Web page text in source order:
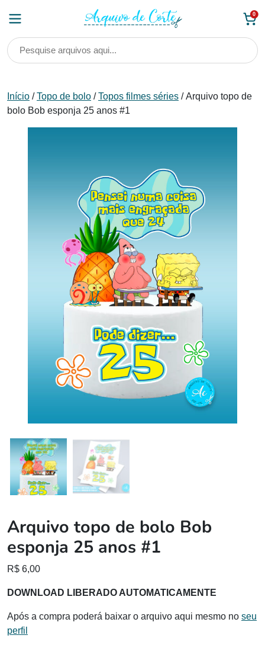
0
Início /Topo de bolo /Topos filmes séries / Arquivo topo de
bolo Bob esponja 25 anos #1
Arquivo topo de bolo Bob
esponja 25 anos #1
R$ 6,00
DOWNLOAD LIBERADO AUTOMATICAMENTE
Após a compra poderá baixar o arquivo aqui mesmo no seu
perfil